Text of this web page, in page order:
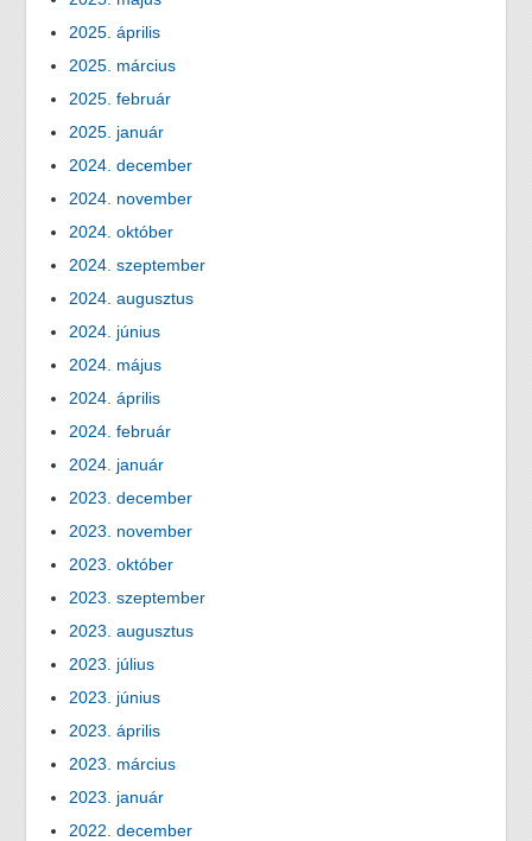
2025. április
2025. március
2025. február
2025. január
2024. december
2024. november
2024. október
2024. szeptember
2024. augusztus
2024. június
2024. május
2024. április
2024. február
2024. január
2023. december
2023. november
2023. október
2023. szeptember
2023. augusztus
2023. július
2023. június
2023. április
2023. március
2023. január
2022. december